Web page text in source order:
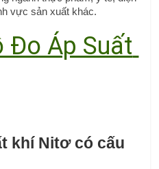
vực sản xuất khác.
Đo Áp Suất
khí Nitơ có cấu